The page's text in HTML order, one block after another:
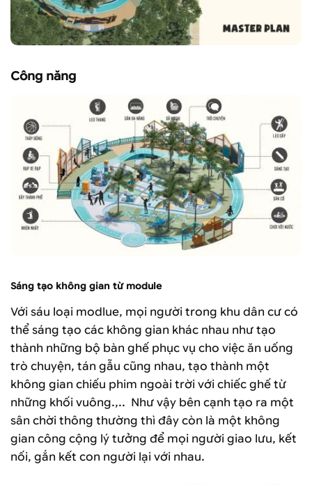
Công năng
Sáng tạo không gian từ module
Với sáu loại modlue, mọi người trong khu dân cư có
thể sáng tạo các không gian khác nhau như tạo
thành những bộ bàn ghế phục vụ cho việc ăn uống
trò chuyện, tán gẫu cũng nhau, tạo thành một
không gian chiếu phim ngoài trời với chiếc ghế từ
những khối vuông.,.. Như vậy bên cạnh tạo ra một
sân chời thông thường thì đây còn là một không
gian công cộng lý tưởng để mọi người giao lưu, kết
nối, gắn kết con người lại với nhau.